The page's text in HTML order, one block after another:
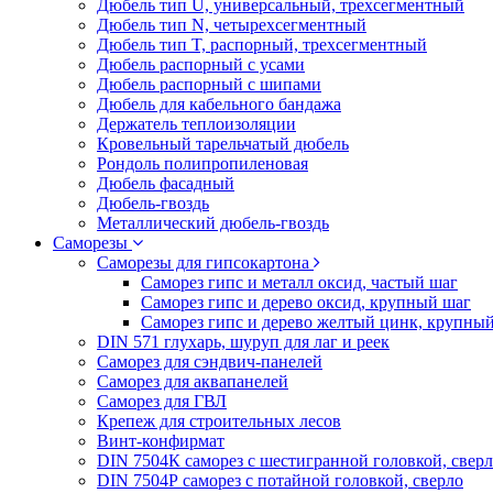
Дюбель тип U, универсальный, трехсегментный
Дюбель тип N, четырехсегментный
Дюбель тип T, распорный, трехсегментный
Дюбель распорный с усами
Дюбель распорный с шипами
Дюбель для кабельного бандажа
Держатель теплоизоляции
Кровельный тарельчатый дюбель
Рондоль полипропиленовая
Дюбель фасадный
Дюбель-гвоздь
Металлический дюбель-гвоздь
Саморезы
Саморезы для гипсокартона
Саморез гипс и металл оксид, частый шаг
Саморез гипс и дерево оксид, крупный шаг
Саморез гипс и дерево желтый цинк,
DIN 571 глухарь, шуруп для лаг и реек
Саморез для сэндвич-панелей
Саморез для аквапанелей
Саморез для ГВЛ
Крепеж для строительных лесов
Винт-конфирмат
DIN 7504К саморез с шестигранной головкой,
DIN 7504Р саморез с потайной головкой, сверло